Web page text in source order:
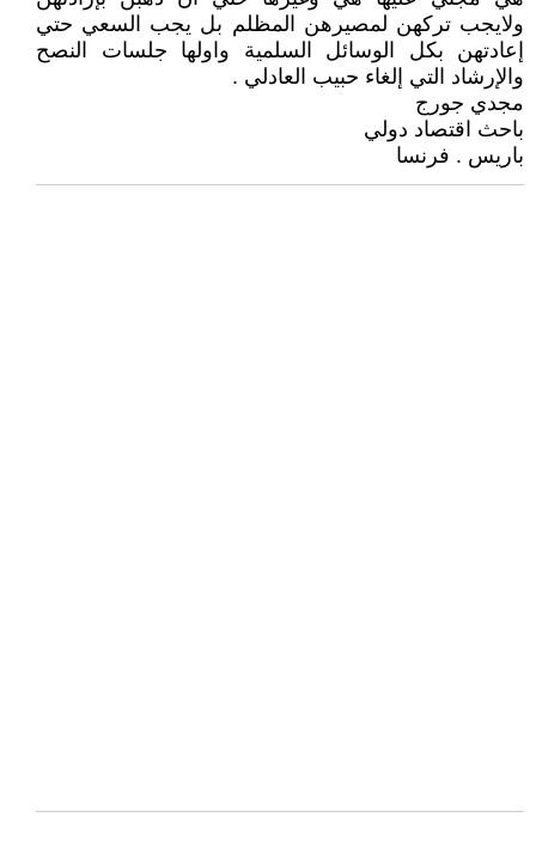
ولايجب تركهن لمصيرهن المظلم بل يجب السعي حتي
إعادتهن بكل الوسائل السلمية واولها جلسات النصح
والإرشاد التي إلغاء حبيب العادلي .
مجدي جورج
باحث اقتصاد دولي
باريس . فرنسا